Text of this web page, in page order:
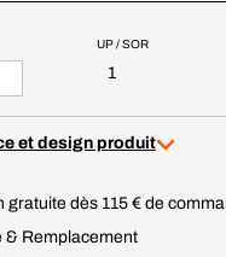
UP / SOR
1
et design produit
gratuite dès 115 € de
& Remplacement